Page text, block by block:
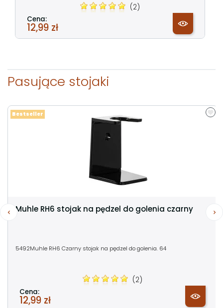
(2)
Cena:
12,99 zł
Pasujące stojaki
Muhle RH6 stojak na pędzel do golenia czarny
5492Muhle RH6 Czarny stojak na pędzel do golenia. 64
(2)
Cena:
12,99 zł
Bestseller